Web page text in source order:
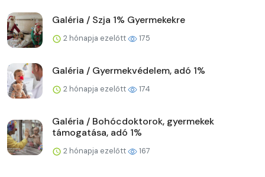
Galéria / Szja 1% Gyermekekre
2 hónapja ezelőtt 175
Galéria / Gyermekvédelem, adó 1%
2 hónapja ezelőtt 174
Galéria / Bohócdoktorok, gyermekek
támogatása, adó 1%
2 hónapja ezelőtt 167